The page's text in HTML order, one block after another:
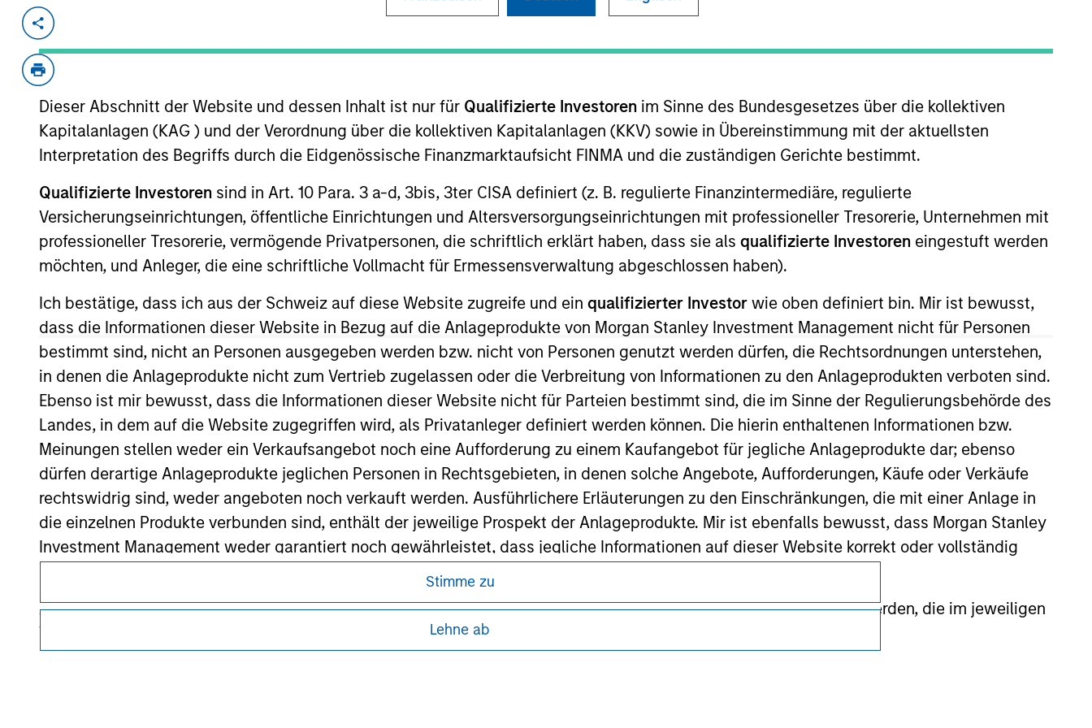
Dieser Abschnitt der Website und dessen Inhalt ist nur für Qualifizierte Investoren im Sinne des Bundesgesetzes über die kollektiven
Kapitalanlagen (KAG ) und der Verordnung über die kollektiven Kapitalanlagen (KKV) sowie in Übereinstimmung mit der aktuellsten
Interpretation des Begriffs durch die Eidgenössische Finanzmarktaufsicht FINMA und die zuständigen Gerichte bestimmt.
Qualifizierte Investoren sind in Art. 10 Para. 3 a-d, 3bis, 3ter CISA definiert (z. B. regulierte Finanzintermediäre, regulierte
Versicherungseinrichtungen, öffentliche Einrichtungen und Altersversorgungseinrichtungen mit professioneller Tresorerie, Unternehmen mit
professioneller Tresorerie, vermögende Privatpersonen, die schriftlich erklärt haben, dass sie als qualifizierte Investoren eingestuft werden
möchten, und Anleger, die eine schriftliche Vollmacht für Ermessensverwaltung abgeschlossen haben).
Ich bestätige, dass ich aus der Schweiz auf diese Website zugreife und ein qualifizierter Investor wie oben definiert bin. Mir ist bewusst,
dass die Informationen dieser Website in Bezug auf die Anlageprodukte von Morgan Stanley Investment Management nicht für Personen
bestimmt sind, nicht an Personen ausgegeben werden bzw. nicht von Personen genutzt werden dürfen, die Rechtsordnungen unterstehen,
in denen die Anlageprodukte nicht zum Vertrieb zugelassen oder die Verbreitung von Informationen zu den Anlageprodukten verboten sind.
Ebenso ist mir bewusst, dass die Informationen dieser Website nicht für Parteien bestimmt sind, die im Sinne der Regulierungsbehörde des
Landes, in dem auf die Website zugegriffen wird, als Privatanleger definiert werden können. Die hierin enthaltenen Informationen bzw.
Meinungen stellen weder ein Verkaufsangebot noch eine Aufforderung zu einem Kaufangebot für jegliche Anlageprodukte dar; ebenso
dürfen derartige Anlageprodukte jeglichen Personen in Rechtsgebieten, in denen solche Angebote, Aufforderungen, Käufe oder Verkäufe
rechtswidrig sind, weder angeboten noch verkauft werden. Ausführlichere Erläuterungen zu den Einschränkungen, die mit einer Anlage in
die einzelnen Produkte verbunden sind, enthält der jeweilige Prospekt der Anlageprodukte. Mir ist ebenfalls bewusst, dass Morgan Stanley
Investment Management weder garantiert noch gewährleistet, dass jegliche Informationen auf dieser Website korrekt oder vollständig
Anträge für Anteile in den auf der Website erwähnten Fonds sollten nur auf Grundlage der Informationen gestellt werden, die im jeweiligen
Verkaufsprospekt, Jahres- und Halbjahresbericht enthalten sind („Angebotsunterlagen”).
Stimme zu
Lehne ab
Jan 1998 Follow-On Jan 2001
View Site
As of July 25, 2025. The above is provided for informational and educational purposes only. There is no guarantee that the investment mentioned
resulted in positive performance (for realized holdings), or will perform well in the future (for current holdings). The trademarks and service marks
above are the property of their respective owners. The information on this website has not been authorized, sponsored, or otherwise approved by
such owners. By clicking on any links shown here, you agree that you are navigating to a third party site. We are providing these hyperlinks to you
only as a convenience and the inclusion of any hyperlink is not and does not imply any endorsement, approval, investigation, verification or
monitoring by us of any information contained in any hyperlinked site. In no event shall we be responsible for the information contained on the site
or your use of such site.
Morgan Stanley
Morgan Stanley Careers
Dieses Dokument ist ein Marketingdokument.
regulatorische Auflagen enthalten sind, die für die Verbreitung von Informationen zu den Anlageprodukten
Datenschutz
Your Privacy Choices